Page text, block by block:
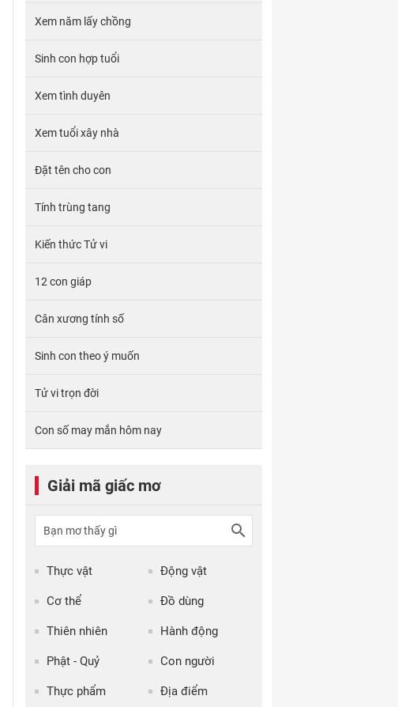
Xem năm lấy chồng
Sinh con hợp tuổi
Xem tình duyên
Xem tuổi xây nhà
Đặt tên cho con
Tính trùng tang
Kiến thức Tử vi
12 con giáp
Cân xương tính số
Sinh con theo ý muốn
Tử vi trọn đời
Con số may mắn hôm nay
Giải mã giấc mơ
Thực vật Động vật
Cơ thể Đồ dùng
Thiên nhiên Hành động
Phật - Quỷ Con người
Thực phẩm Địa điểm